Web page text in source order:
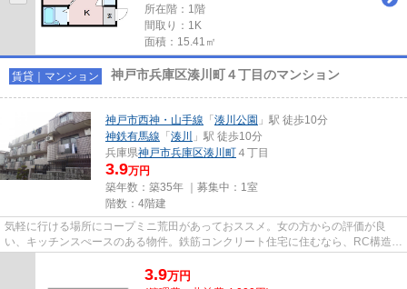
所在階：1階
間取り：1K
面積：15.41㎡
賃貸｜マンション 神戸市兵庫区湊川町４丁目のマンション
神戸市西神・山手線 「 湊川公園 」駅 徒歩10分
神鉄有馬線 「 湊川
」駅 徒歩10分
兵庫県神戸市兵庫区湊川町 ４丁目
3.9万円
築年数：築35年 ｜募集中： 1室
階数：4階建
気軽に行ける場所にコープミニ荒田があっておススメ。女の方からの評価が良
い、キッチンスぺースのある物件。鉄筋コンクリート住宅に住むなら、RC構造で
3.9万円